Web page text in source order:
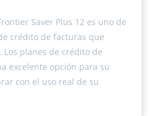
Saver Plus 12 es uno de
crédito de facturas que
planes de crédito de
excelente opción para su
con el uso real de su